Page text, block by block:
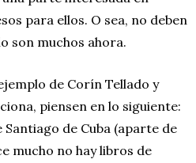
para ellos. O sea, no deben
son muchos ahora.
de Corín Tellado y
piensen en lo siguiente:
de Cuba (aparte de
mucho no hay libros de